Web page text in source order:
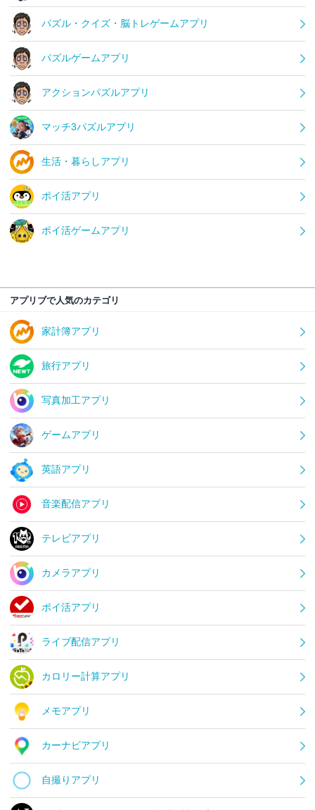
パズル・クイズ・脳トレゲームアプリ
パズルゲームアプリ
アクションパズルアプリ
マッチ3パズルアプリ
生活・暮らしアプリ
ポイ活アプリ
ポイ活ゲームアプリ
アプリブで人気のカテゴリ
家計簿アプリ
旅行アプリ
写真加工アプリ
ゲームアプリ
英語アプリ
音楽配信アプリ
テレビアプリ
カメラアプリ
ポイ活アプリ
ライブ配信アプリ
カロリー計算アプリ
メモアプリ
カーナビアプリ
自撮りアプリ